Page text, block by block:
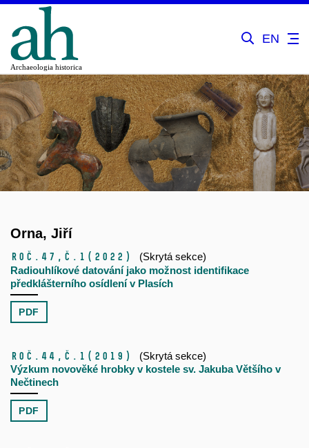
EN
Orna, Jiří
Roč.47, č.1 (2022)
(Skrytá sekce)
Radiouhlíkové datování jako možnost identifikace
předklášterního osídlení v Plasích
PDF
Roč.44, č.1 (2019)
(Skrytá sekce)
Výzkum novověké hrobky v kostele sv. Jakuba Většího v
Nečtinech
PDF